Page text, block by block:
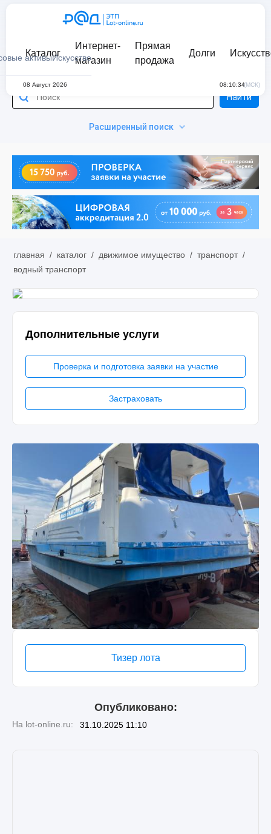
активыИскусство
Каталог
Интернет-
магазин
Прямая
продажа
Долги
08 Август 2026 08:10:34(МСК)
Расширенный поиск
Найти
главная / каталог / движимое имущество / транспорт /
водный транспорт
Дополнительные услуги
Проверка и подготовка заявки на участие
Застраховать
Тизер лота
Опубликовано:
На lot-online.ru: 31.10.2025 11:10